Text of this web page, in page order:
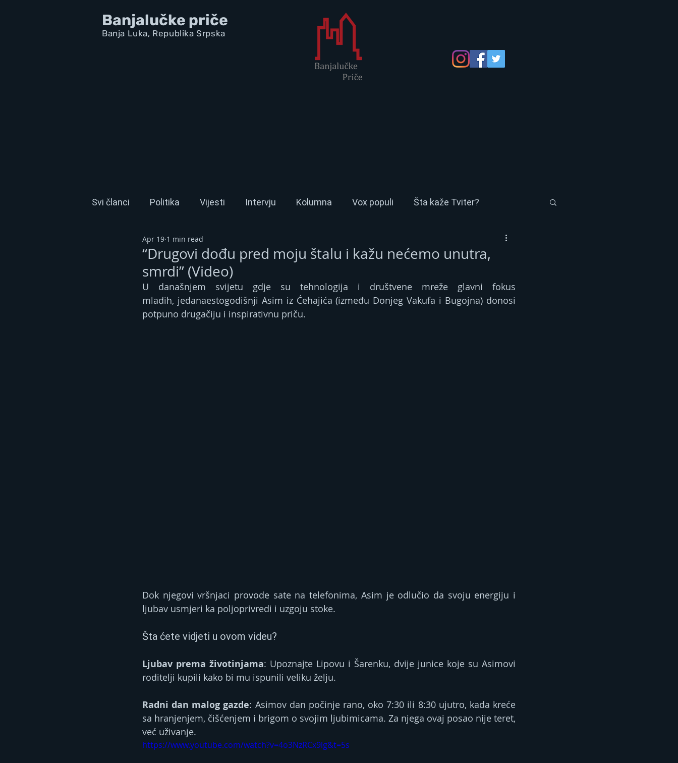
Banjalučke priče
Banja Luka, Republika Srpska
Svi članci Politika Vijesti Intervju Kolumna Vox populi Šta kaže Tviter?
“Drugovi dođu pred moju štalu i kažu nećemo unutra,
smrdi” (Video)
Apr 19 1 min read
U današnjem svijetu gdje su tehnologija i društvene mreže glavni fokus
mladih, jedanaestogodišnji Asim iz Ćehajića (između Donjeg Vakufa i Bugojna) donosi
potpuno drugačiju i inspirativnu priču.
Dok njegovi vršnjaci provode sate na telefonima, Asim je odlučio da svoju energiju i
ljubav usmjeri ka poljoprivredi i uzgoju stoke.
Šta ćete vidjeti u ovom videu?
Ljubav prema životinjama: Upoznajte Lipovu i Šarenku, dvije junice koje su Asimovi
roditelji kupili kako bi mu ispunili veliku želju.
Radni dan malog gazde: Asimov dan počinje rano, oko 7:30 ili 8:30 ujutro, kada kreće
sa hranjenjem, čišćenjem i brigom o svojim ljubimicama. Za njega ovaj posao nije teret,
već uživanje.
https://www.youtube.com/watch?v=4o3NzRCx9lg&t=5s